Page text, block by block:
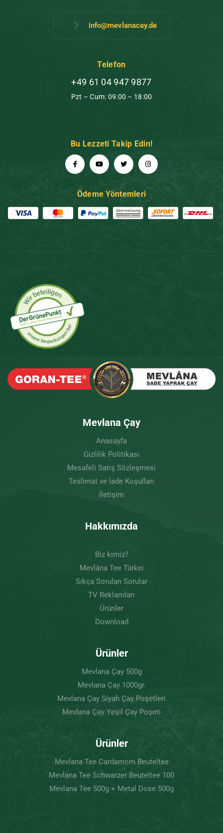
info@mevlanacay.de
Telefon
+49 61 04 947 9877
Pzt – Cum: 09:00 – 18:00
Bu Lezzeti Takip Edin!
Ödeme Yöntemleri
Mevlana Çay
Anasayfa
Gizlilik Politikası
Mesafeli Satış Sözleşmesi
Teslimat ve İade Koşulları
İletişim
Hakkımızda
Biz kimiz?
Mevlâna Tee Türkei
Sıkça Sorulan Sorular
TV Reklamları
Ürünler
Download
Ürünler
Mevlana Çay 500g
Mevlana Çay 1000gr.
Mevlana Çay Siyah Çay Poşetleri
Mevlana Çay Yeşil Çay Poşeti
Ürünler
Mevlana Tee Cardamom Beuteltee
Mevlana Tee Schwarzer Beuteltee 100
Mevlana Tee 500g + Metal Dose 500g